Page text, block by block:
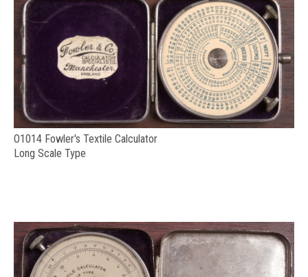
O1014 Fowler's Textile Calculator
Long Scale Type